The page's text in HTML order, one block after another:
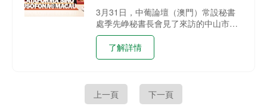
3月31日，中葡論壇（澳門）常設秘書
處季先峥秘書長會見了來訪的中山市市
委書記、市人大常委會主任郭文海一
行。了解詳情
上一頁
下一頁